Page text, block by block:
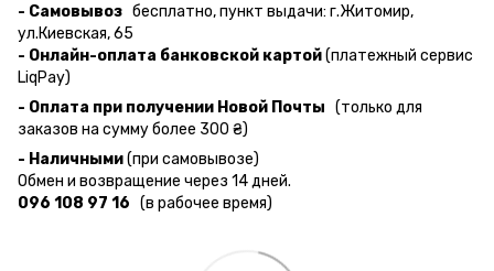
- Самовывоз бесплатно, пункт выдачи: г.Житомир,
ул.Киевская, 65
- Онлайн-оплата банковской картой(платежный сервис
LiqPay)
- Оплата при получении Новой Почты (только для
заказов на сумму более 300 ₴)
- Наличными(при самовывозе)
Обмен и возвращение через 14 дней.
096 108 97 16 (в рабочее время)